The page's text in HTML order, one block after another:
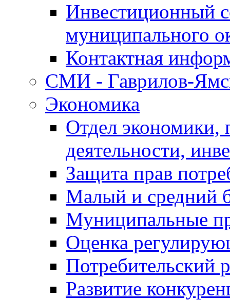
Инвестиционный
муниципального
Контактная
СМИ - Гаврилов-
Экономика
Отдел экономики,
деятельности,
Защита прав
Малый и средний
Муниципальные
Оценка
Потребительский
Развитие